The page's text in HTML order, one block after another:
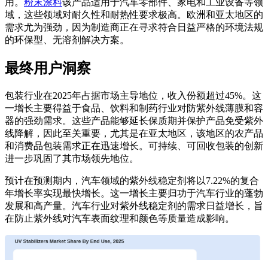
域，这些领域对耐久性和耐热性要求极高。欧洲和亚太地区的
需求尤为强劲，因为制造商正在寻求符合日益严格的环境法规
的环保型、无溶剂解决方案。
最终用户洞察
包装行业在2025年占据市场主导地位，收入份额超过45%。这
一增长主要得益于食品、饮料和制药行业对防紫外线薄膜和容
器的强劲需求。这些产品能够延长保质期并保护产品免受紫外
线降解，因此至关重要，尤其是在亚太地区，该地区的农产品
和消费品包装需求正在迅速增长。可持续、可回收包装的创新
进一步巩固了其市场领先地位。
预计在预测期内，汽车领域的紫外线稳定剂将以7.22%的复合
年增长率实现最快增长。这一增长主要归功于汽车行业的蓬勃
发展和高产量。汽车行业对紫外线稳定剂的需求日益增长，旨
在防止紫外线对汽车表面纹理和颜色等质量造成影响。